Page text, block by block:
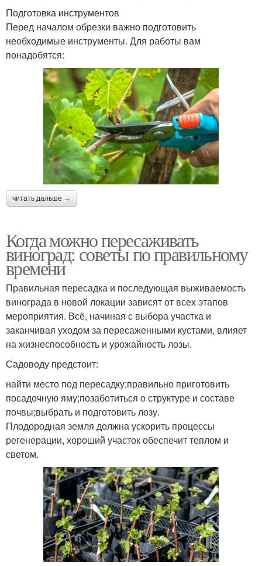
Подготовка инструментов
Перед началом обрезки важно подготовить
необходимые инструменты. Для работы вам
понадобятся:
читать дальше →
Когда можно пересаживать
виноград: советы по правильному
времени
Правильная пересадка и последующая выживаемость
винограда в новой локации зависят от всех этапов
мероприятия. Всё, начиная с выбора участка и
заканчивая уходом за пересаженными кустами, влияет
на жизнеспособность и урожайность лозы.
Садоводу предстоит:
найти место под пересадку;правильно приготовить
посадочную яму;позаботиться о структуре и составе
почвы;выбрать и подготовить лозу.
Плодородная земля должна ускорить процессы
регенерации, хороший участок обеспечит теплом и
светом.